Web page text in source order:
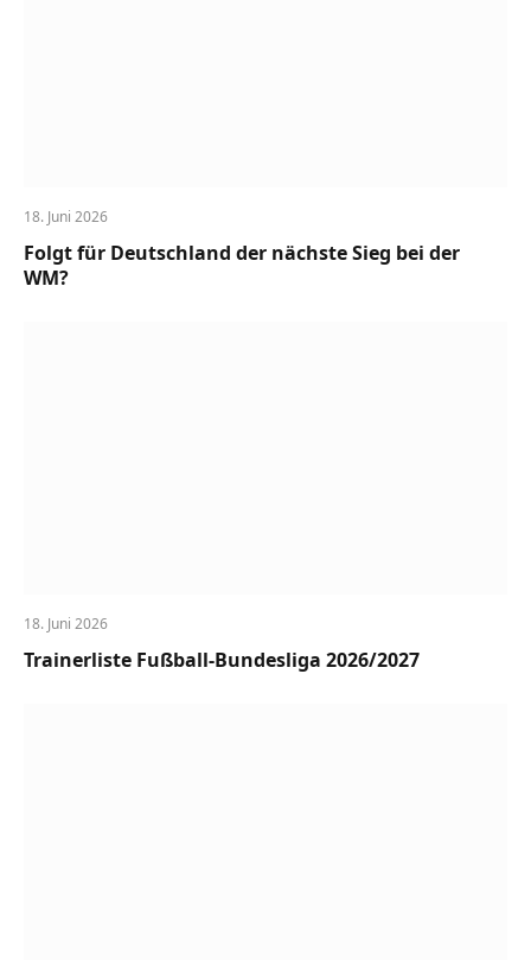
18. Juni 2026
Folgt für Deutschland der nächste Sieg bei der
WM?
18. Juni 2026
Trainerliste Fußball-Bundesliga 2026/2027